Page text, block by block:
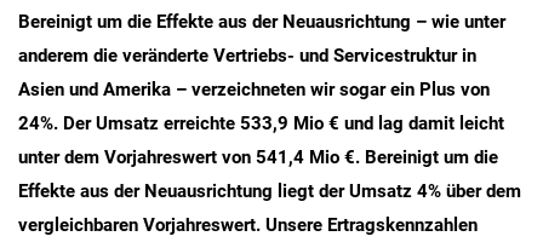
Bereinigt um die Effekte aus der Neuausrichtung – wie unter
anderem die veränderte Vertriebs- und Servicestruktur in
Asien und Amerika – verzeichneten wir sogar ein Plus von
24%. Der Umsatz erreichte 533,9 Mio € und lag damit leicht
unter dem Vorjahreswert von 541,4 Mio €. Bereinigt um die
Effekte aus der Neuausrichtung liegt der Umsatz 4% über dem
vergleichbaren Vorjahreswert. Unsere Ertragskennzahlen